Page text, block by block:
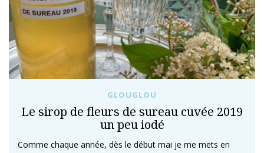
GLOUGLOU
Le sirop de fleurs de sureau cuvée 2019
un peu iodé
Comme chaque année, dès le début mai je me mets en